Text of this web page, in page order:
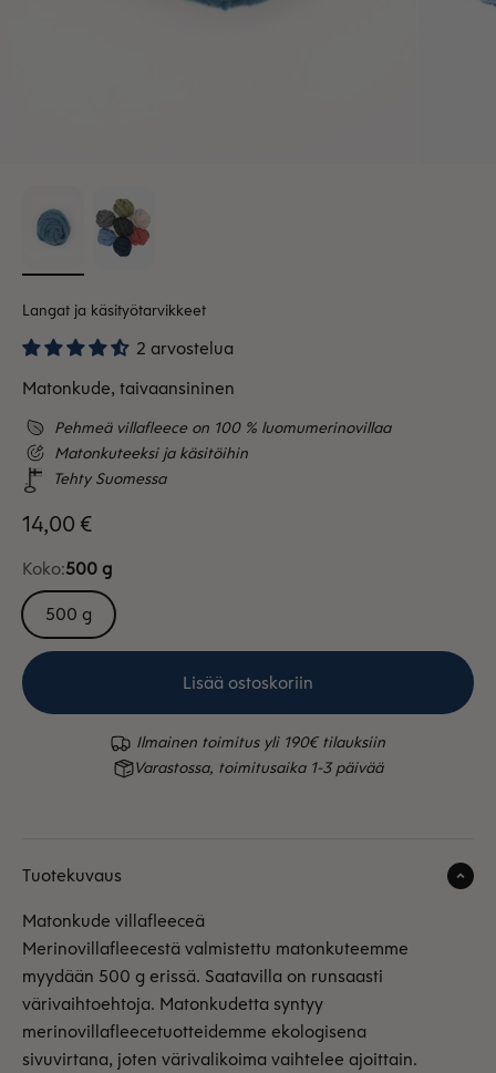
Langat ja käsityötarvikkeet
2 arvostelua
Matonkude, taivaansininen
Pehmeä villafleece on 100 % luomumerinovillaa
Matonkuteeksi ja käsitöihin
Tehty Suomessa
Alennushinta
14,00 €
Koko:500 g
500 g
Lisää ostoskoriin
Ilmainen toimitus yli 190€ tilauksiin
Varastossa, toimitusaika 1-3 päivää
Tuotekuvaus
Matonkude villafleeceä
Merinovillafleecestä valmistettu matonkuteemme
myydään 500 g erissä. Saatavilla on runsaasti
värivaihtoehtoja. Matonkudetta syntyy
merinovillafleecetuotteidemme ekologisena
sivuvirtana, joten värivalikoima vaihtelee ajoittain.